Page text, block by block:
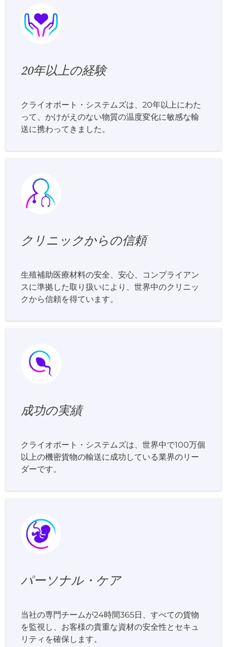
20年以上の経験
クライオポート・システムズは、20年以上にわた
って、かけがえのない物質の温度変化に敏感な輸
送に携わってきました。
クリニックからの信頼
生殖補助医療材料の安全、安心、コンプライアン
スに準拠した取り扱いにより、世界中のクリニッ
クから信頼を得ています。
成功の実績
クライオポート・システムズは、世界中で100万個
以上の機密貨物の輸送に成功している業界のリー
ダーです。
パーソナル・ケア
当社の専門チームが24時間365日、すべての貨物
を監視し、お客様の貴重な資材の安全性とセキュ
リティを確保します。